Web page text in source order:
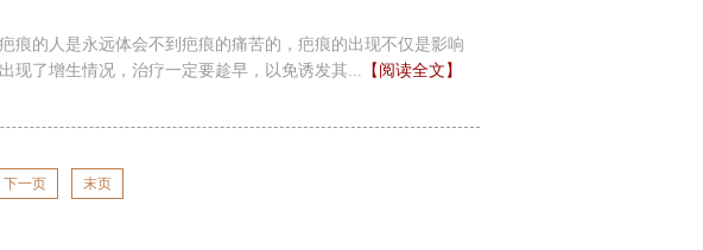
痕的人是永远体会不到疤痕的痛苦的，疤痕的出现不仅是影响
现了增生情况，治疗一定要趁早，以免诱发其... 【阅读全文】
下一页 末页